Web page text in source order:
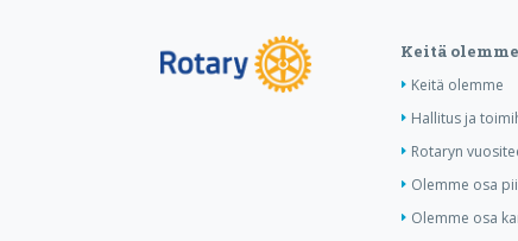
Keitä olemme
Keitä olemme
Hallitus ja
Rotaryn
Olemme osa
Olemme osa